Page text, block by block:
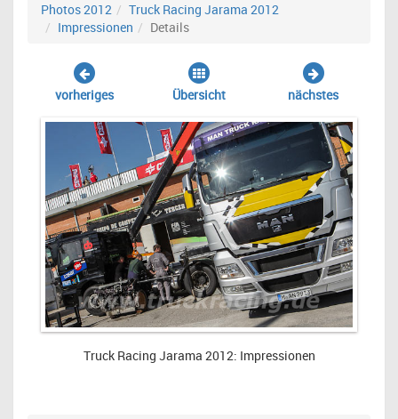
Photos 2012
Truck Racing Jarama 2012
Impressionen
Details
vorheriges Übersicht nächstes
Truck Racing Jarama 2012: Impressionen